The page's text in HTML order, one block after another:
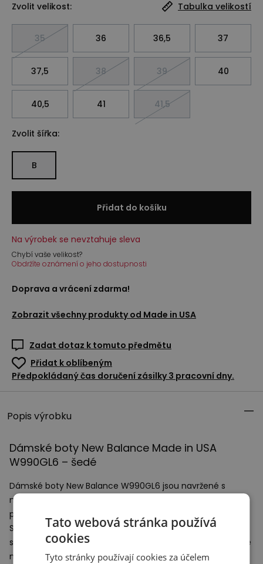
Zvolit velikost: Tabulka velikostí
35 36 36,5 37
37,5 38 39 40
40,5 41 41,5
Zvolit šířka:
B
Přidat do košíku
Na výrobek se nevztahuje sleva
Chybí vaše velikost?
Obdržíte oznámení o jeho dostupnosti
Doprava a vrácení zdarma!
Zobrazit všechny produkty od Made in USA
Zadat dotaz k tomuto předmětu
Přidat k oblíbeným
Předpokládaný čas doručení zásilky 3 pracovní dny.
Popis výrobku
Dámské boty New Balance Made in USA
W990GL6 – šedé
Dámské boty New Balance W990GL6 jsou navržené s
myšlenkou na zvýšenou přilnavost a stabilitu ve vnějších
podmínkách, jsou určeny pro použití v každém terénu.
Svršek z vepřové kůže a síťoviny zajišťuje lepší větrání a
současně zaručuje ideální přizpůsobení a odolnost, která je
nezbytná během toulek na čerstvém vzduchu.
Tato webová stránka používá
cookies
Tyto stránky používají cookies za účelem